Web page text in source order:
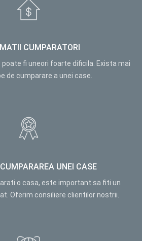
CUMPARATORI
fi uneori foarte dificila. Exista mai
de cumparare a unei case.
UNEI CASE
o casa, este important sa fiti un
Oferim consiliere clientilor nostrii.